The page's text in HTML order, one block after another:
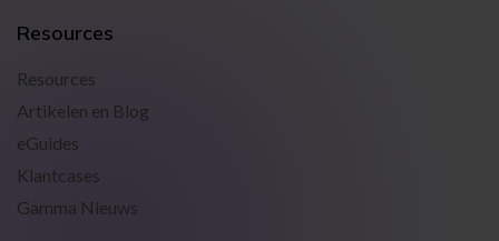
Resources
Resources
Artikelen en Blog
eGuides
Klantcases
Gamma Nieuws